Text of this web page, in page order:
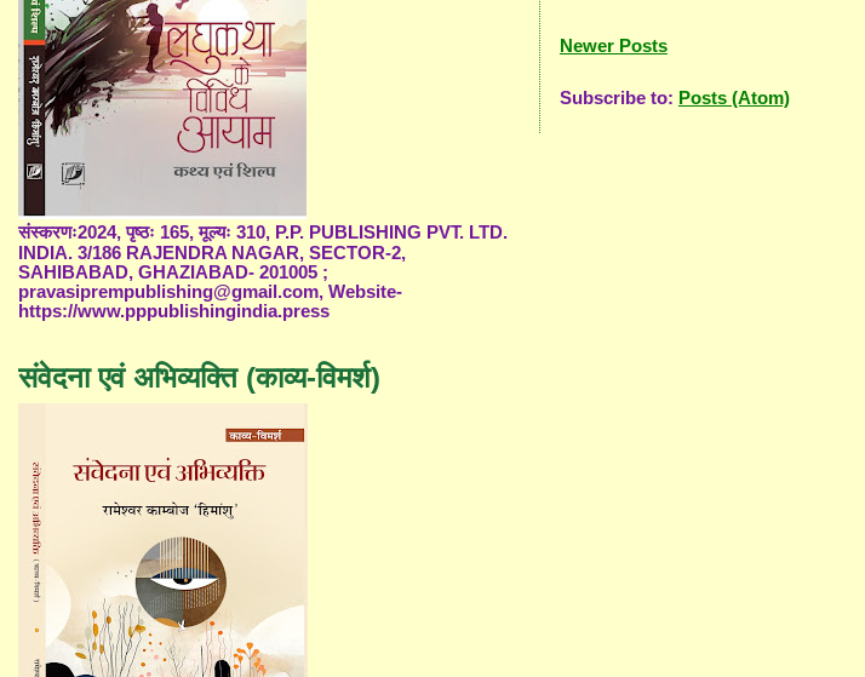
Newer Posts
Subscribe to: Posts (Atom)
संस्करणः2024, पृष्ठः 165, मूल्यः 310, P.P. PUBLISHING PVT. LTD.
INDIA. 3/186 RAJENDRA NAGAR, SECTOR-2,
SAHIBABAD, GHAZIABAD- 201005 ;
pravasiprempublishing@gmail.com, Website-
https://www.pppublishingindia.press
संवेदना एवं अभिव्यक्ति (काव्य-विमर्श)